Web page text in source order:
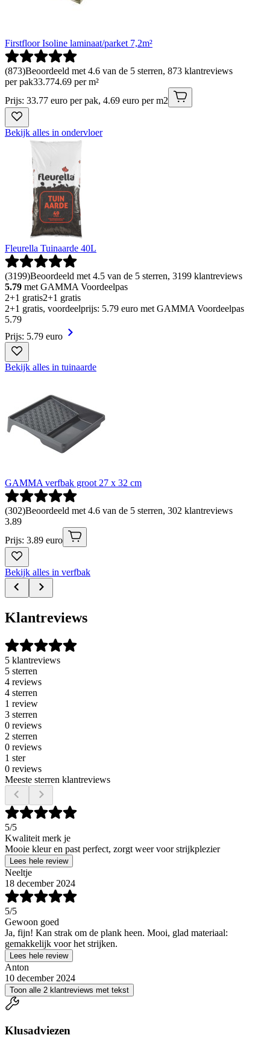
Firstfloor Isoline laminaat/parket 7,2m²
(873)Beoordeeld met 4.6 van de 5 sterren, 873 klantreviews
per pak33.774.69 per m²
Prijs: 33.77 euro per pak, 4.69 euro per m2
Bekijk alles in ondervloer
Fleurella Tuinaarde 40L
(3199)Beoordeeld met 4.5 van de 5 sterren, 3199 klantreviews
5.79 met GAMMA Voordeelpas
2+1 gratis2+1 gratis
2+1 gratis, voordeelprijs: 5.79 euro met GAMMA Voordeelpas
5.79
Prijs: 5.79 euro
Bekijk alles in tuinaarde
GAMMA verfbak groot 27 x 32 cm
(302)Beoordeeld met 4.6 van de 5 sterren, 302 klantreviews
3.89
Prijs: 3.89 euro
Bekijk alles in verfbak
Klantreviews
5 klantreviews
5 sterren
4 reviews
4 sterren
1 review
3 sterren
0 reviews
2 sterren
0 reviews
1 ster
0 reviews
Meeste sterren klantreviews
5/5
Kwaliteit merk je
Mooie kleur en past perfect, zorgt weer voor strijkplezier
Lees hele review
Neeltje
18 december 2024
5/5
Gewoon goed
Ja, fijn! Kan strak om de plank heen. Mooi, glad materiaal:
gemakkelijk voor het strijken.
Lees hele review
Anton
10 december 2024
Toon alle 2 klantreviews met tekst
Klusadviezen